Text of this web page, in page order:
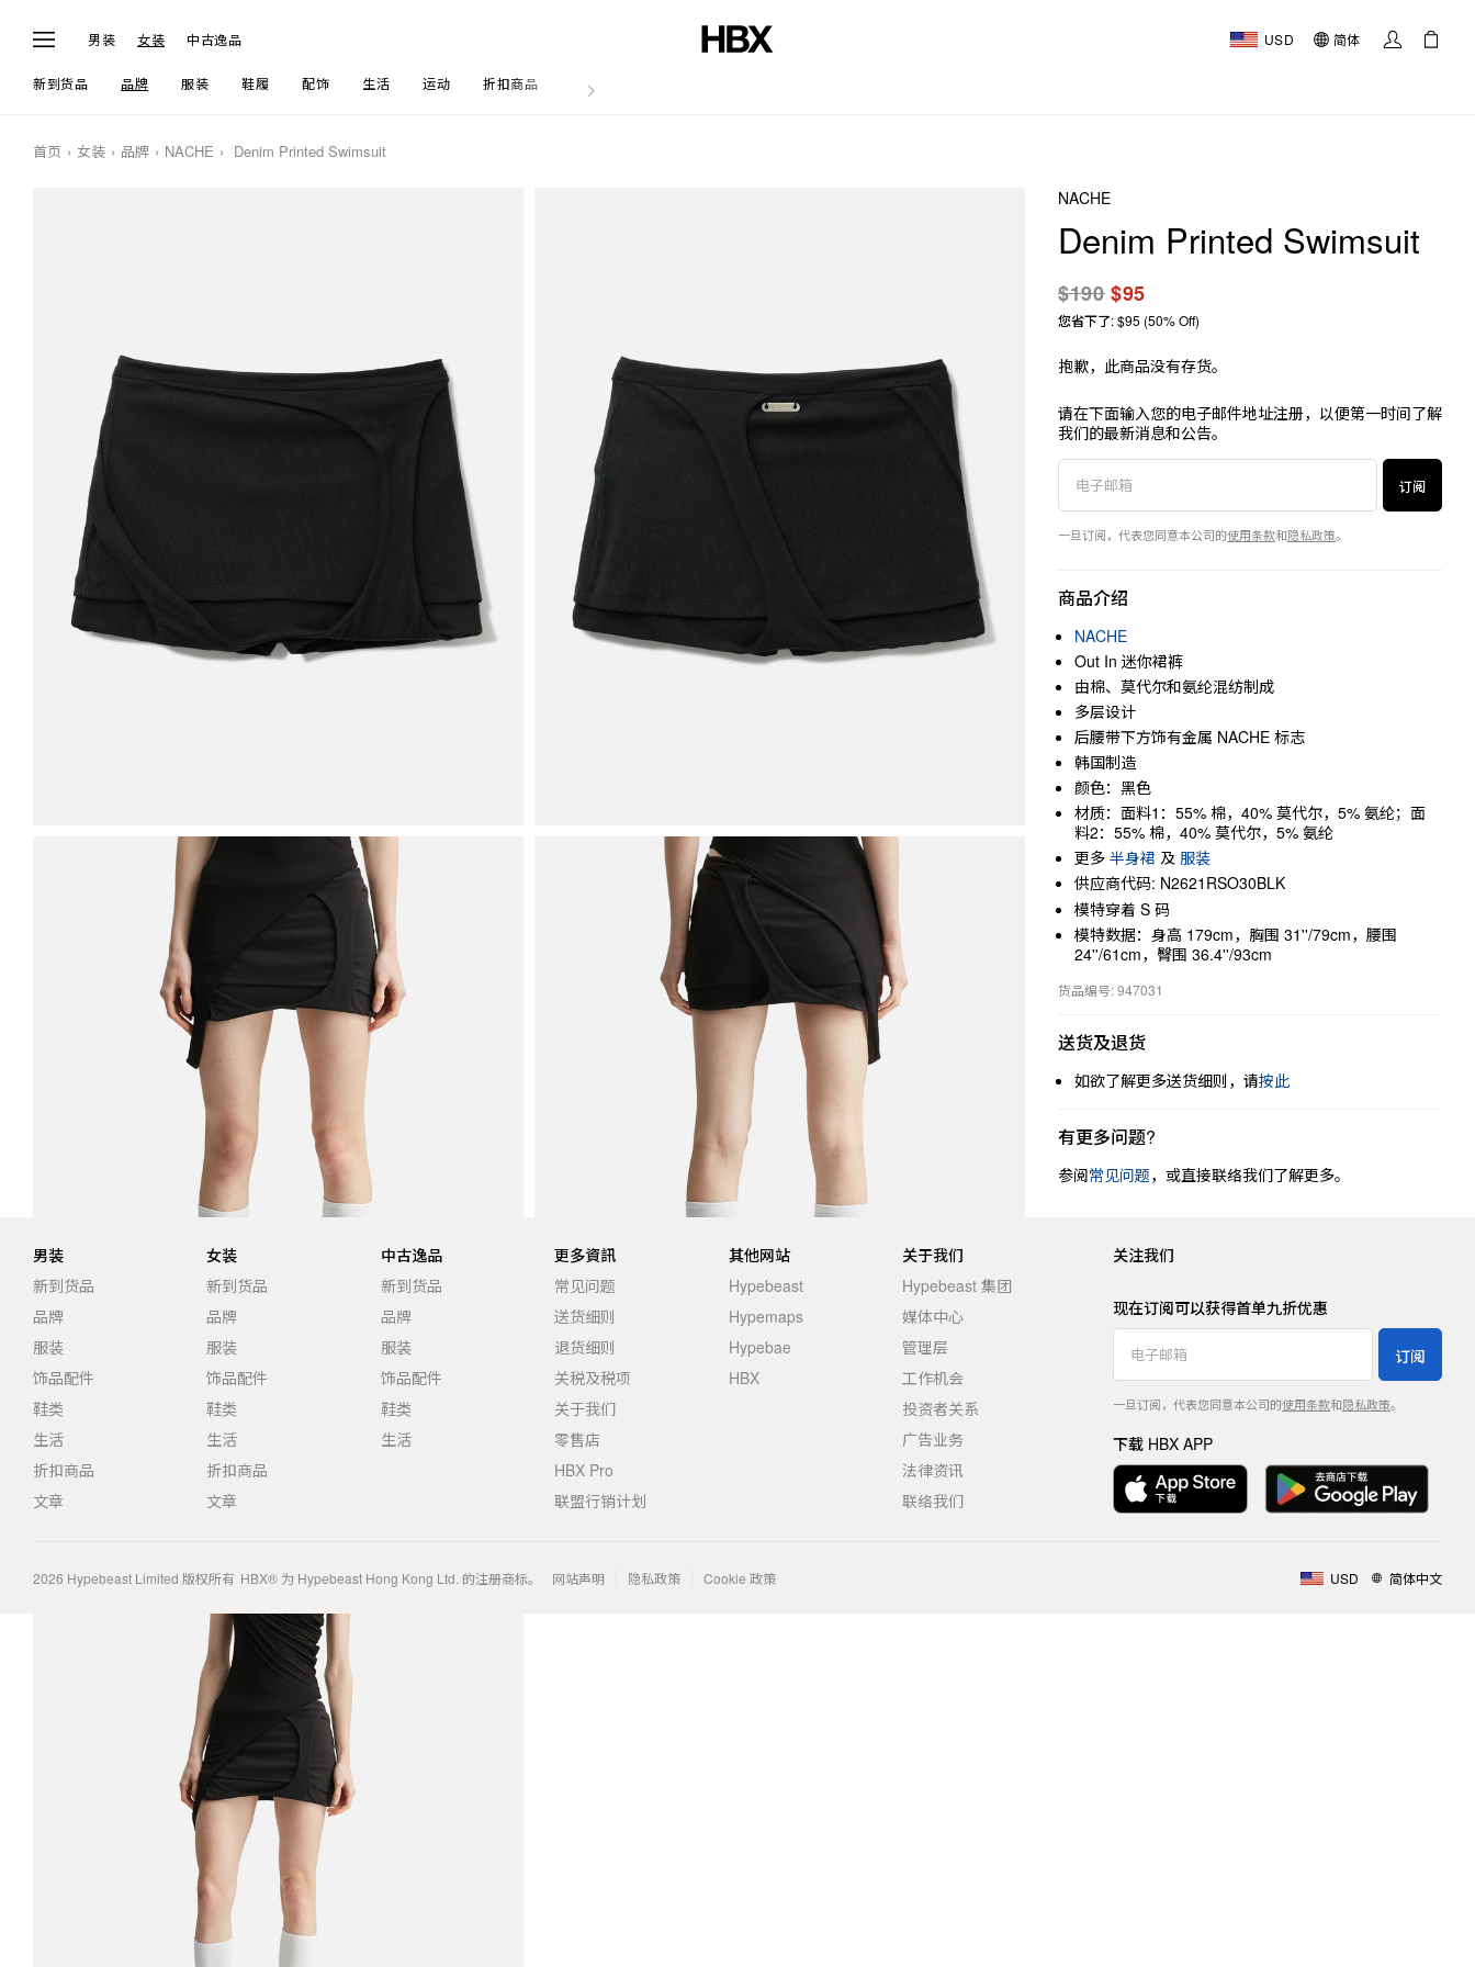
男装 女装 中古逸品 USD 简体
新到货品 品牌 服装 鞋履 配饰 生活 运动 折扣商品 文章
首页 女装 品牌 NACHE Denim Printed Swimsuit
NACHE
Denim Printed Swimsuit
$190$95
您省下了: $95 (50% Off)
抱歉，此商品没有存货。
请在下面输入您的电子邮件地址注册，以便第一时间了解
我们的最新消息和公告。
订阅
一旦订阅，代表您同意本公司的使用条款和隐私政策。
商品介绍
NACHE
Out In 迷你裙裤
由棉、莫代尔和氨纶混纺制成
多层设计
后腰带下方饰有金属 NACHE 标志
韩国制造
颜色：黑色
材质：面料1：55% 棉，40% 莫代尔，5% 氨纶；面
料2：55% 棉，40% 莫代尔，5% 氨纶
更多 半身裙 及 服装
供应商代码: N2621RSO30BLK
模特穿着 S 码
模特数据：身高 179cm，胸围 31''/79cm，腰围
24''/61cm，臀围 36.4''/93cm
货品编号: 947031
送货及退货
如欲了解更多送货细则，请按此
有更多问题?
参阅常见问题，或直接联络我们了解更多。
男装
新到货品
品牌
服装
饰品配件
鞋类
生活
折扣商品
文章
女装
新到货品
品牌
服装
饰品配件
鞋类
生活
折扣商品
文章
中古逸品
新到货品
品牌
服装
饰品配件
鞋类
生活
更多資訊
常见问题
送货细则
退货细则
关税及税项
关于我们
零售店
HBX Pro
联盟行销计划
其他网站
Hypebeast
Hypemaps
Hypebae
HBX
关于我们
Hypebeast 集团
媒体中心
管理层
工作机会
投资者关系
广告业务
法律资讯
联络我们
关注我们
现在订阅可以获得首单九折优惠
订阅
一旦订阅，代表您同意本公司的使用条款和隐私政策。
下载 HBX APP
2026 Hypebeast Limited 版权所有 HBX® 为 Hypebeast Hong Kong Ltd. 的注册商标。 网站声明 隐私政策 Cookie 政策 USD 简体中文